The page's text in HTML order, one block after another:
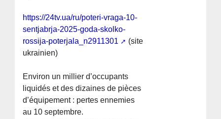
https://24tv.ua/ru/poteri-vraga-10-
sentjabrja-2025-goda-skolko-
rossija-poterjala_n2911301
(site
ukrainien)
Environ un millier d’occupants
liquidés et des dizaines de pièces
d’équipement : pertes ennemies
au 10 septembre.